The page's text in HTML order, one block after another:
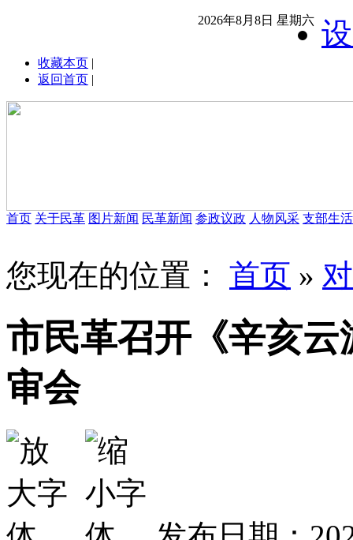
2026年8月8日 星期六
收藏本页 |
返回首页 |
首页 关于民革 图片新闻 民革新闻 参政议政 人物风采 支部生活
您现在的位置： 首页 »
市民革召开《辛亥
审会